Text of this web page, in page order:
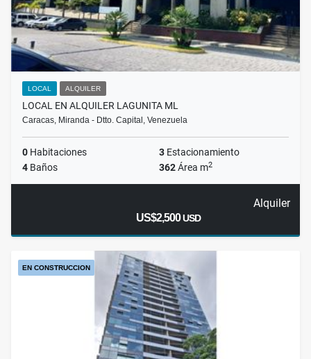
LOCAL ALQUILER
LOCAL EN ALQUILER LAGUNITA ML
Caracas, Miranda - Dtto. Capital, Venezuela
0 Habitaciones 3 Estacionamiento
4 Baños 362Área m2
Alquiler
US$2,500USD
EN CONSTRUCCION